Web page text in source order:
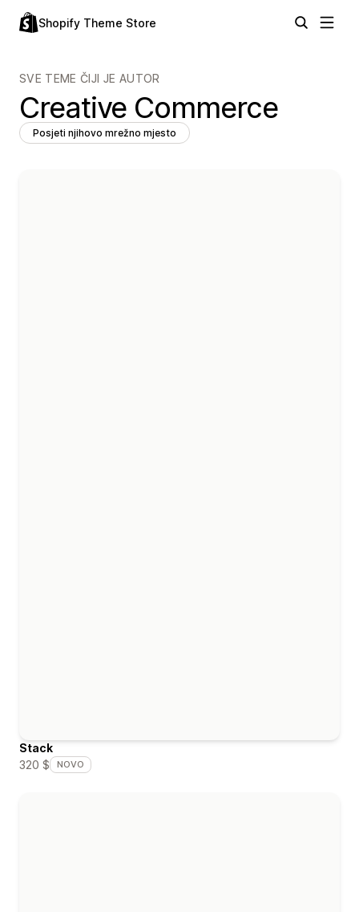
Shopify Theme Store
SVE TEME ČIJI JE AUTOR
Creative Commerce
Posjeti njihovo mrežno mjesto
Stack
320 $
NOVO